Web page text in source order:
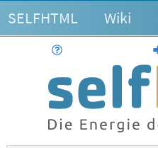
SELFHTML Wiki